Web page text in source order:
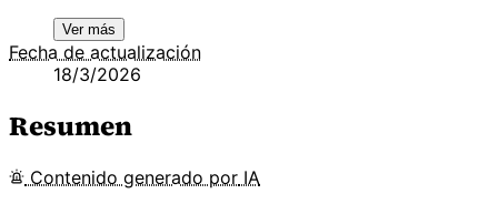
Ver más
Fecha de actualización
18/3/2026
Resumen
Contenido generado por IA